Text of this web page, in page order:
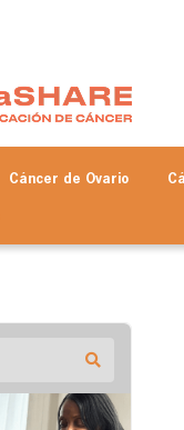
Cáncer de Ovario